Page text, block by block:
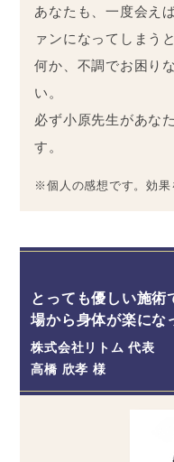
あなたも、一度会え
ァンになってしまう
何か、不調でお困り
い。
必ず小原先生があな
す。
※個人の感想です。効果
とっても優しい施術
場から身体が楽にな
株式会社リトム 代表
高橋 欣孝 様